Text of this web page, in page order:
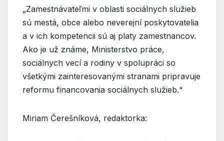
„Zamestnávateľmi v oblasti sociálnych služieb
sú mestá, obce alebo neverejní poskytovatelia
a v ich kompetencii sú aj platy zamestnancov.
Ako je už známe, Ministerstvo práce,
sociálnych vecí a rodiny v spolupráci so
všetkými zainteresovanými stranami pripravuje
reformu financovania sociálnych služieb.“
Miriam Čerešníková, redaktorka: